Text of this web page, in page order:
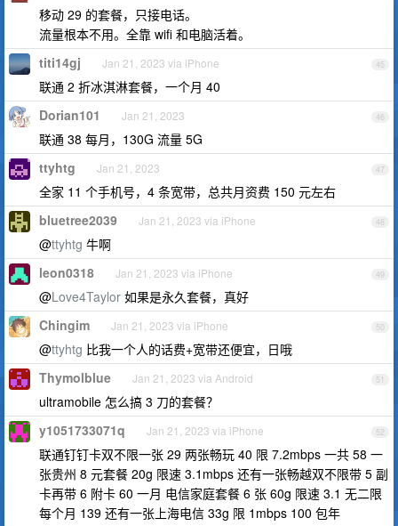
移动 29 的套餐，只接电话。
流量根本不用。全靠 wifi 和电脑活着。
45
titi14gj Jan 21, 2023 via iPhone
联通 2 折冰淇淋套餐，一个月 40
46
Dorian101 Jan 21, 2023
联通 38 每月，130G 流量 5G
47
ttyhtg Jan 21, 2023
全家 11 个手机号，4 条宽带，总共月资费 150 元左右
48
bluetree2039 Jan 21, 2023 via iPhone
@ttyhtg 牛啊
49
leon0318 Jan 21, 2023 via iPhone
@Love4Taylor 如果是永久套餐，真好
50
Chingim Jan 21, 2023 via iPhone
@ttyhtg 比我一个人的话费+宽带还便宜，日哦
51
Thymolblue Jan 21, 2023 via Android
ultramobile 怎么搞 3 刀的套餐？
52
y1051733071q Jan 21, 2023 via iPhone
联通钉钉卡双不限一张 29 两张畅玩 40 限 7.2mbps 一共 58 一
张贵州 8 元套餐 20g 限速 3.1mbps 还有一张畅越双不限带 5 副
卡再带 6 附卡 60 一月 电信家庭套餐 6 张 60g 限速 3.1 无二限
每个月 139 还有一张上海电信 33g 限 1mbps 100 包年